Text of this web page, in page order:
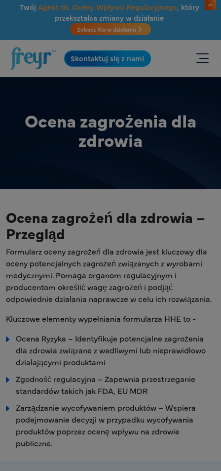
Przejdź do głównej treści
Twój Agent ds. Oceny Wpływu Regulacyjnego, który
przekształca zmiany w działanie
Zobacz Ria w działaniu
.
Skontaktuj się z nami
Ocena zagrożenia dla
zdrowia
Ocena zagrożeń dla zdrowia –
Przegląd
Formularz oceny zagrożeń dla zdrowia jest kluczowy dla
oceny potencjalnych zagrożeń związanych z wyrobami
medycznymi. Pomaga organom regulacyjnym i
producentom określić wagę zagrożeń i podjąć
odpowiednie działania naprawcze w celu ich rozwiązania.
Kluczowe elementy wypełniania formularza HHE to -
Ocena Ryzyka – Identyfikuje potencjalne zagrożenia
dla zdrowia związane z wadliwymi lub nieprawidłowo
działającymi produktami
Zgodność regulacyjna – Zapewnia przestrzeganie
standardów takich jak FDA, EU MDR
Zarządzanie wycofywaniem produktów – Wspiera
podejmowanie decyzji w przypadku wycofywania
produktów poprzez ocenę wpływu na zdrowie
publiczne.